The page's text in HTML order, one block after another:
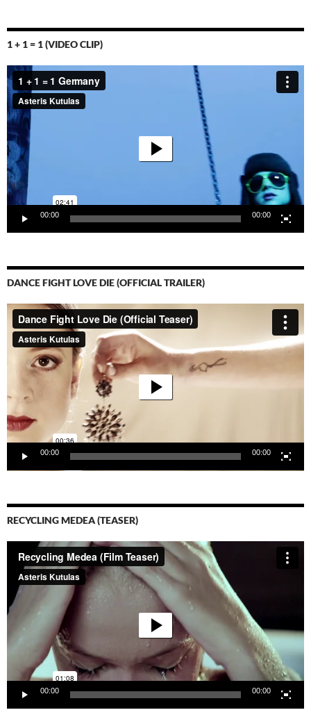
1 + 1 = 1 (VIDEO CLIP)
Video-
Player
00:00 00:00
DANCE FIGHT LOVE DIE (OFFICIAL TRAILER)
Video-
Player
00:00 00:00
RECYCLING MEDEA (TEASER)
Player
00:00 00:00